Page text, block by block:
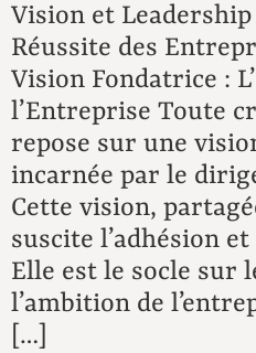
Vision et Leadership
Réussite des
Vision Fondatrice :
l’Entreprise Toute
repose sur une
incarnée par le
Cette vision,
suscite l’adhésion
Elle est le socle sur
l’ambition de
[…]